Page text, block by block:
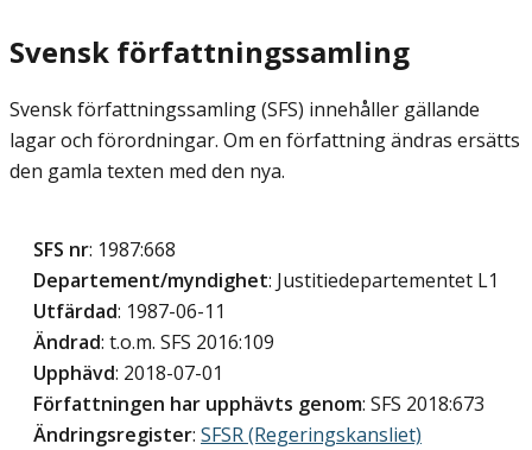
Svensk författningssamling
Svensk författningssamling (SFS) innehåller gällande
lagar och förordningar. Om en författning ändras ersätts
den gamla texten med den nya.
SFS nr: 1987:668
Departement/myndighet: Justitiedepartementet L1
Utfärdad: 1987-06-11
Ändrad: t.o.m. SFS 2016:109
Upphävd: 2018-07-01
Författningen har upphävts genom: SFS 2018:673
Ändringsregister: SFSR (Regeringskansliet)